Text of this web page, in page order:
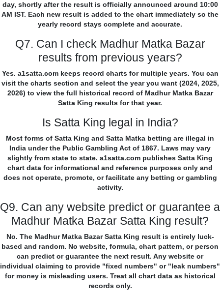
day, shortly after the result is officially announced around 10:00
AM IST. Each new result is added to the chart immediately so the
yearly record stays complete and accurate.
Q7. Can I check Madhur Matka Bazar
results from previous years?
Yes. a1satta.com keeps record charts for multiple years. You can
visit the charts section and select the year you want (2024, 2025,
2026) to view the full historical record of Madhur Matka Bazar
Satta King results for that year.
Is Satta King legal in India?
Most forms of Satta King and Satta Matka betting are illegal in
India under the Public Gambling Act of 1867. Laws may vary
slightly from state to state. a1satta.com publishes Satta King
chart data for informational and reference purposes only and
does not operate, promote, or facilitate any betting or gambling
activity.
Q9. Can any website predict or guarantee a
Madhur Matka Bazar Satta King result?
No. The Madhur Matka Bazar Satta King result is entirely luck-
based and random. No website, formula, chart pattern, or person
can predict or guarantee the next result. Any website or
individual claiming to provide "fixed numbers" or "leak numbers"
for money is misleading users. Treat all chart data as historical
records only.